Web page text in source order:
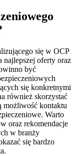
się w OCP
najlepszej oferty oraz
być
się konkretnymi
również skorzystać
możliwość kontaktu
Warto
oraz rekomendacje
w branży
się bardzo